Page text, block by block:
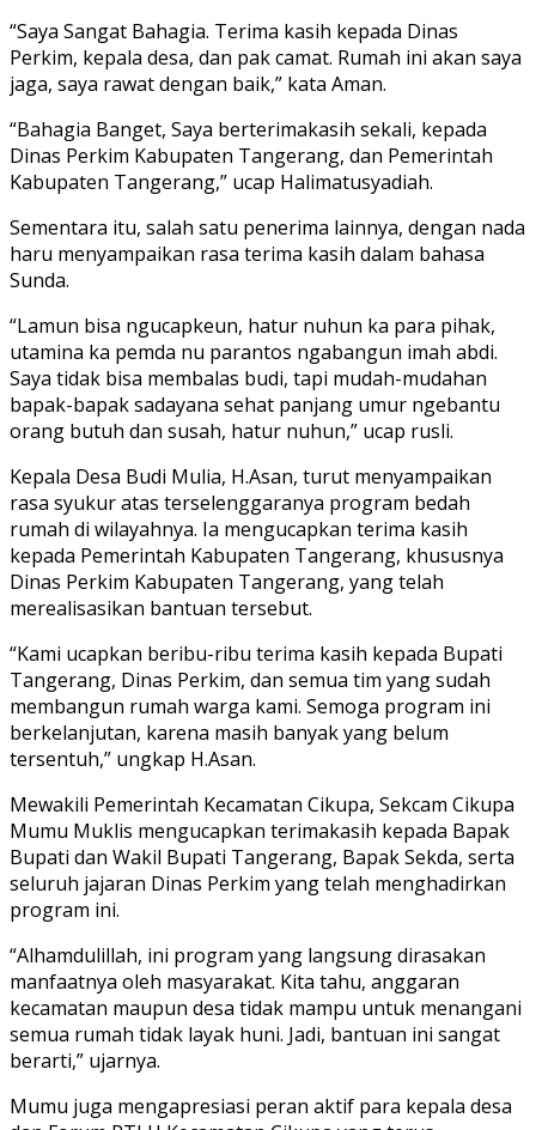
“Saya Sangat Bahagia. Terima kasih kepada Dinas
Perkim, kepala desa, dan pak camat. Rumah ini akan saya
jaga, saya rawat dengan baik,” kata Aman.
“Bahagia Banget, Saya berterimakasih sekali, kepada
Dinas Perkim Kabupaten Tangerang, dan Pemerintah
Kabupaten Tangerang,” ucap Halimatusyadiah.
Sementara itu, salah satu penerima lainnya, dengan nada
haru menyampaikan rasa terima kasih dalam bahasa
Sunda.
“Lamun bisa ngucapkeun, hatur nuhun ka para pihak,
utamina ka pemda nu parantos ngabangun imah abdi.
Saya tidak bisa membalas budi, tapi mudah-mudahan
bapak-bapak sadayana sehat panjang umur ngebantu
orang butuh dan susah, hatur nuhun,” ucap rusli.
Kepala Desa Budi Mulia, H.Asan, turut menyampaikan
rasa syukur atas terselenggaranya program bedah
rumah di wilayahnya. Ia mengucapkan terima kasih
kepada Pemerintah Kabupaten Tangerang, khususnya
Dinas Perkim Kabupaten Tangerang, yang telah
merealisasikan bantuan tersebut.
“Kami ucapkan beribu-ribu terima kasih kepada Bupati
Tangerang, Dinas Perkim, dan semua tim yang sudah
membangun rumah warga kami. Semoga program ini
berkelanjutan, karena masih banyak yang belum
tersentuh,” ungkap H.Asan.
Mewakili Pemerintah Kecamatan Cikupa, Sekcam Cikupa
Mumu Muklis mengucapkan terimakasih kepada Bapak
Bupati dan Wakil Bupati Tangerang, Bapak Sekda, serta
seluruh jajaran Dinas Perkim yang telah menghadirkan
program ini.
“Alhamdulillah, ini program yang langsung dirasakan
manfaatnya oleh masyarakat. Kita tahu, anggaran
kecamatan maupun desa tidak mampu untuk menangani
semua rumah tidak layak huni. Jadi, bantuan ini sangat
berarti,” ujarnya.
Mumu juga mengapresiasi peran aktif para kepala desa